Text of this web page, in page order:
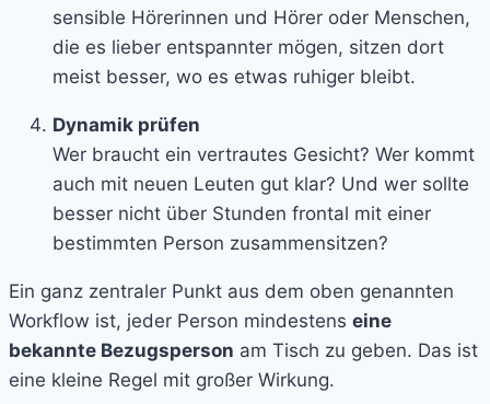
sensible Hörerinnen und Hörer oder Menschen,
die es lieber entspannter mögen, sitzen dort
meist besser, wo es etwas ruhiger bleibt.
Dynamik prüfen
Wer braucht ein vertrautes Gesicht? Wer kommt
auch mit neuen Leuten gut klar? Und wer sollte
besser nicht über Stunden frontal mit einer
bestimmten Person zusammensitzen?
Ein ganz zentraler Punkt aus dem oben genannten
Workflow ist, jeder Person mindestens eine
bekannte Bezugsperson am Tisch zu geben. Das ist
eine kleine Regel mit großer Wirkung.